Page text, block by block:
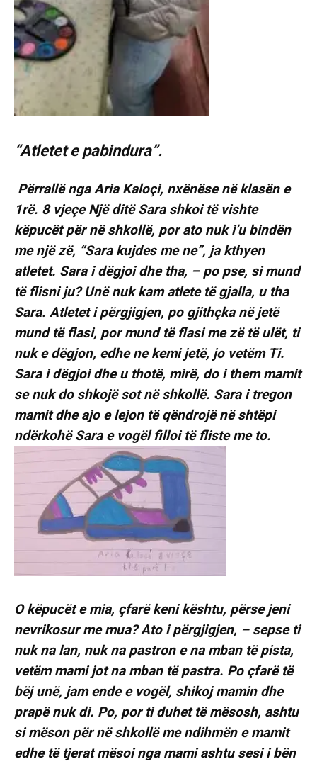
“Atletet e pabindura”.
Përrallë nga Aria Kaloçi, nxënëse në klasën e
1rë. 8 vjeçe Një ditë Sara shkoi të vishte
këpucët për në shkollë, por ato nuk i’u bindën
me një zë, “Sara kujdes me ne”, ja kthyen
atletet. Sara i dëgjoi dhe tha, – po pse, si mund
të flisni ju? Unë nuk kam atlete të gjalla, u tha
Sara. Atletet i përgjigjen, po gjithçka në jetë
mund të flasi, por mund të flasi me zë të ulët, ti
nuk e dëgjon, edhe ne kemi jetë, jo vetëm Ti.
Sara i dëgjoi dhe u thotë, mirë, do i them mamit
se nuk do shkojë sot në shkollë. Sara i tregon
mamit dhe ajo e lejon të qëndrojë në shtëpi
ndërkohë Sara e vogël filloi të fliste me to.
O këpucët e mia, çfarë keni kështu, përse jeni
nevrikosur me mua? Ato i përgjigjen, – sepse ti
nuk na lan, nuk na pastron e na mban të pista,
vetëm mami jot na mban të pastra. Po çfarë të
bëj unë, jam ende e vogël, shikoj mamin dhe
prapë nuk di. Po, por ti duhet të mësosh, ashtu
si mëson për në shkollë me ndihmën e mamit
edhe të tjerat mësoi nga mami ashtu sesi i bën